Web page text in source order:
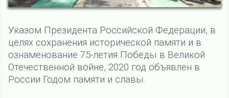
Указом Президента Российской Федерации, в
целях сохранения исторической памяти и в
ознаменование 75-летия Победы в Великой
Отечественной войне, 2020 год объявлен в
России Годом памяти и славы.